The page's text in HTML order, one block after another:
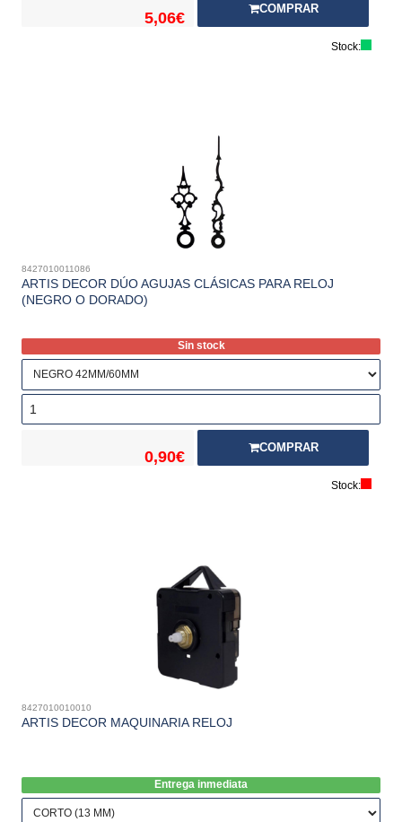
5,06€
COMPRAR
Stock:
8427010011086
ARTIS DECOR DÚO AGUJAS CLÁSICAS PARA RELOJ
(NEGRO O DORADO)
Sin stock
0,90€
COMPRAR
Stock:
8427010010010
ARTIS DECOR MAQUINARIA RELOJ
Entrega inmediata